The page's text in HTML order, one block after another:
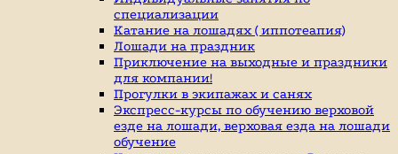
индивидуальные
специализации
Катание на лошадях ( иппотеапия)
Лошади на праздник
Приключение на выходные и праздники
для компании!
Прогулки в экипажах и санях
Экспресс-курсы по обучению верховой
езде на лошади, верховая езда на лошади
обучение